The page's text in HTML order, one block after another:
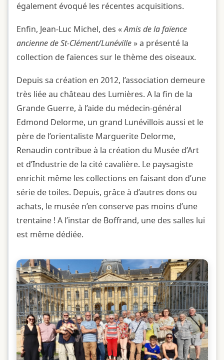
également évoqué les récentes acquisitions.
Enfin, Jean-Luc Michel, des «Amis de la faïence
ancienne de St-Clément/Lunéville» a présenté la
collection de faïences sur le thème des oiseaux.
Depuis sa création en 2012, l’association demeure
très liée au château des Lumières. A la fin de la
Grande Guerre, à l’aide du médecin-général
Edmond Delorme, un grand Lunévillois aussi et le
père de l’orientaliste Marguerite Delorme,
Renaudin contribue à la création du Musée d’Art
et d’Industrie de la cité cavalière. Le paysagiste
enrichit même les collections en faisant don d’une
série de toiles. Depuis, grâce à d’autres dons ou
achats, le musée n’en conserve pas moins d’une
trentaine ! A l’instar de Boffrand, une des salles lui
est même dédiée.